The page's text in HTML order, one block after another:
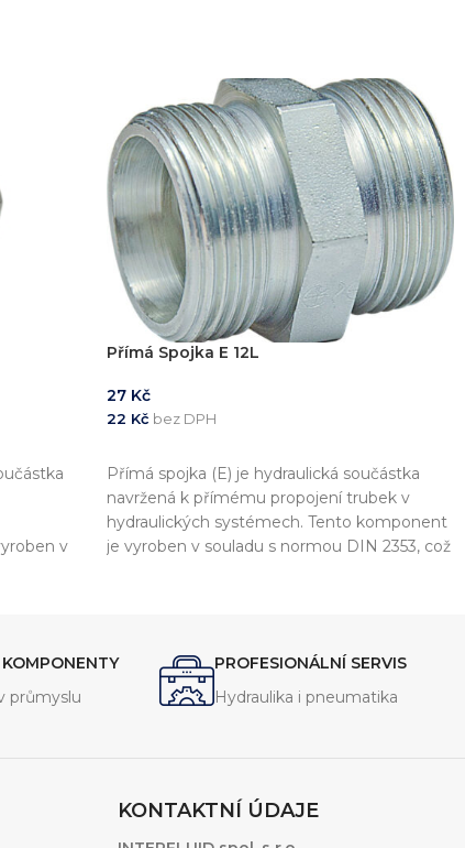
v
Přímá Spojka E 12L
27 Kč
22 Kč bez DPH
Přímá spojka (E) je hydraulická součástka
navržená k přímému propojení trubek v
hydraulických systémech. Tento komponent
je vyroben v souladu s normou DIN 2353, což
průmyslu
PROFESIONÁLNÍ SERVIS
Hydraulika i pneumatika
KONTAKTNÍ ÚDAJE